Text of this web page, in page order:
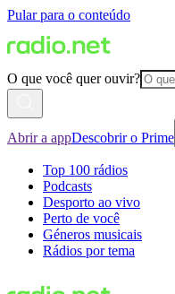
Pular para o conteúdo
O que você quer ouvir?
Abrir a appDescobrir o Prime
Top 100 rádios
Podcasts
Desporto ao vivo
Perto de você
Géneros musicais
Rádios por tema